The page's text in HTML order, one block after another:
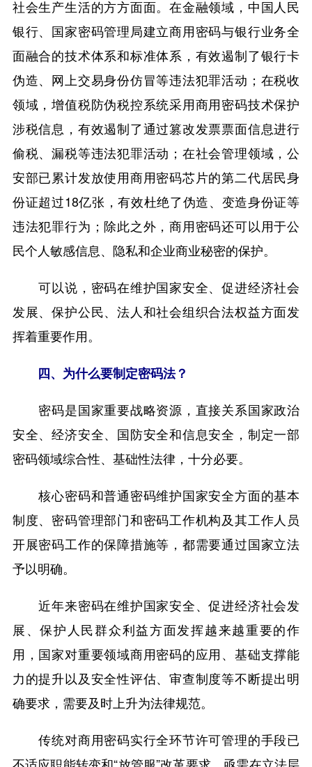
社会生产生活的方方面面。在金融领域，中国人民
银行、国家密码管理局建立商用密码与银行业务全
面融合的技术体系和标准体系，有效遏制了银行卡
伪造、网上交易身份仿冒等违法犯罪活动；在税收
领域，增值税防伪税控系统采用商用密码技术保护
涉税信息，有效遏制了通过篡改发票票面信息进行
偷税、漏税等违法犯罪活动；在社会管理领域，公
安部已累计发放使用商用密码芯片的第二代居民身
份证超过18亿张，有效杜绝了伪造、变造身份证等
违法犯罪行为；除此之外，商用密码还可以用于公
民个人敏感信息、隐私和企业商业秘密的保护。
可以说，密码在维护国家安全、促进经济社会
发展、保护公民、法人和社会组织合法权益方面发
挥着重要作用。
四、为什么要制定密码法？
密码是国家重要战略资源，直接关系国家政治
安全、经济安全、国防安全和信息安全，制定一部
密码领域综合性、基础性法律，十分必要。
核心密码和普通密码维护国家安全方面的基本
制度、密码管理部门和密码工作机构及其工作人员
开展密码工作的保障措施等，都需要通过国家立法
予以明确。
近年来密码在维护国家安全、促进经济社会发
展、保护人民群众利益方面发挥越来越重要的作
用，国家对重要领域商用密码的应用、基础支撑能
力的提升以及安全性评估、审查制度等不断提出明
确要求，需要及时上升为法律规范。
传统对商用密码实行全环节许可管理的手段已